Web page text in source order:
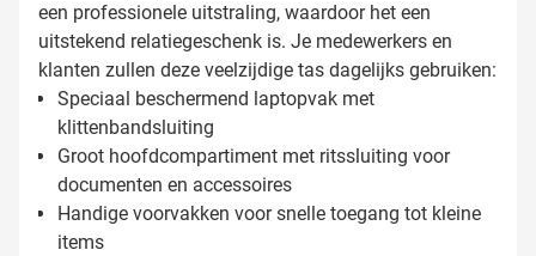
een professionele uitstraling, waardoor het een
uitstekend relatiegeschenk is. Je medewerkers en
klanten zullen deze veelzijdige tas dagelijks gebruiken:
Speciaal beschermend laptopvak met
klittenbandsluiting
Groot hoofdcompartiment met ritssluiting voor
documenten en accessoires
Handige voorvakken voor snelle toegang tot kleine
items